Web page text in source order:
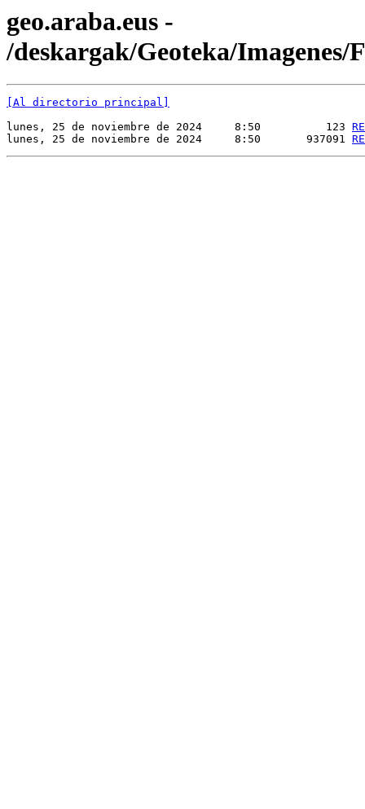
geo.araba.eus -
/deskargak/Geoteka/Imagenes/
[Al directorio principal]
lunes, 25 de noviembre de 2024     8:50          123
lunes, 25 de noviembre de 2024     8:50       937091